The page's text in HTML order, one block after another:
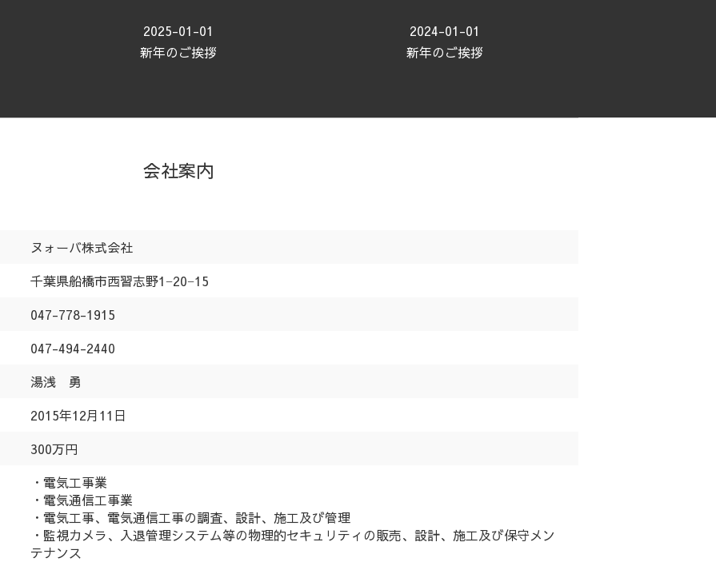
2025-01-01
新年のご挨拶
2024-01-01
新年のご挨拶
会社案内
ヌォーバ株式会社
千葉県船橋市西習志野1−20−15
047-778-1915
047-494-2440
湯浅 勇
2015年12月11日
300万円
・電気工事業
・電気通信工事業
・電気工事、電気通信工事の調査、設計、施工及び管理
・監視カメラ、入退管理システム等の物理的セキュリティの販売、設計、施工及び保守メン
テナンス